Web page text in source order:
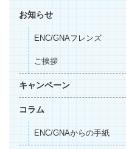
お知らせ
ENC/GNAフレンズ
ご挨拶
キャンペーン
コラム
ENC/GNAからの手紙